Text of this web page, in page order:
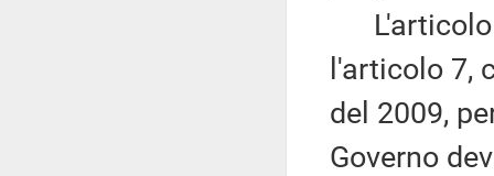
L'articolo
l'articolo 7,
del 2009,
Governo